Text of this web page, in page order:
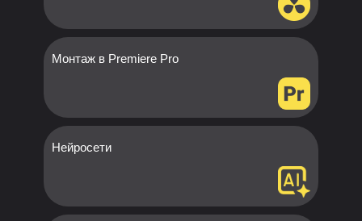
Монтаж в Premiere Pro
Нейросети